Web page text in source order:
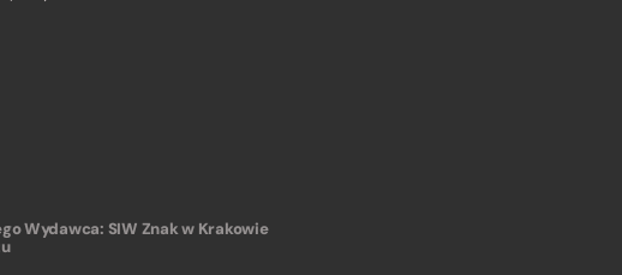
Wydawca: SIW Znak w Krakowie